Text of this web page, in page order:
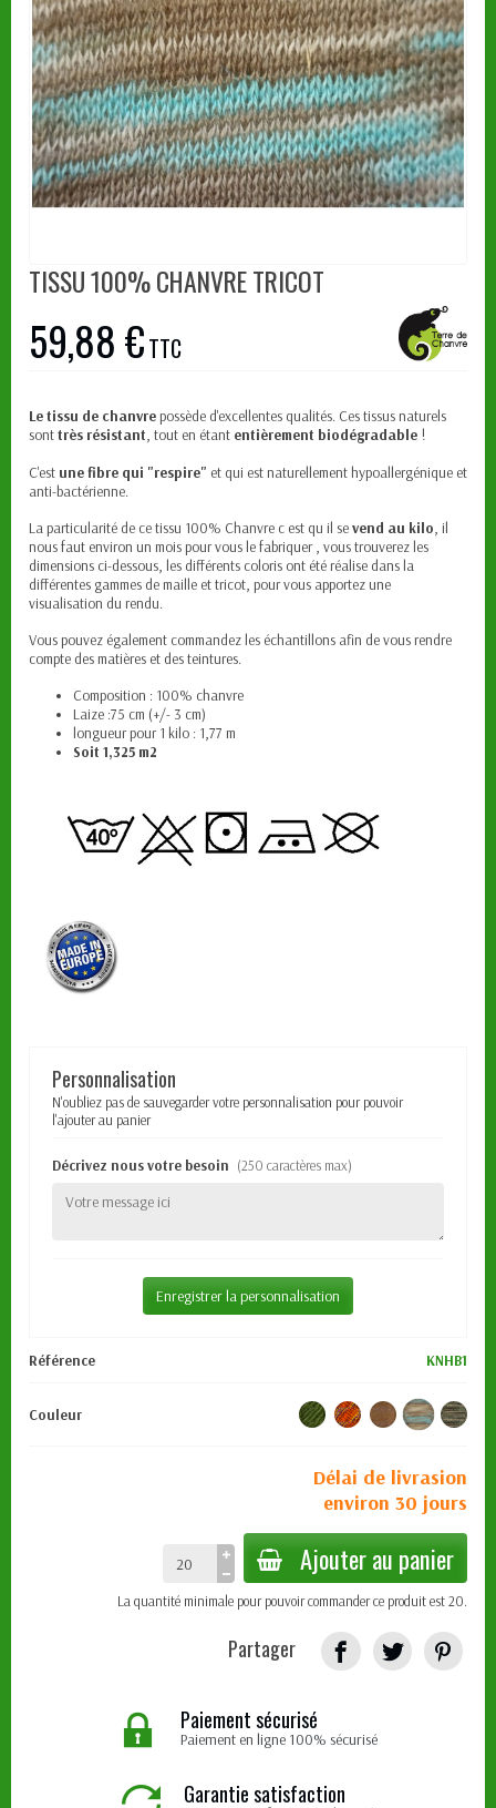
TISSU 100% CHANVRE TRICOT
59,88 €TTC
Le tissu de chanvre possède d'excellentes qualités. Ces tissus naturels
sonttrès résistant , tout en étant entièrement biodégradable !
C'est une fibre qui "respire" et qui est naturellement hypoallergénique et
anti-bactérienne.
La particularité de ce tissu 100% Chanvre c est qu il sevend au kilo , il
nous faut environ un mois pour vous le fabriquer , vous trouverez les
dimensions ci-dessous, les différents coloris ont été réalise dans la
différentes gammes de maille et tricot, pour vous apportez une
visualisation du rendu.
Vous pouvez également commandez les échantillons afin de vous rendre
compte des matières et des teintures.
Composition : 100% chanvre
Laize :75 cm (+/- 3 cm)
longueur pour 1 kilo : 1,77 m
Soit 1,325 m2
Personnalisation
N'oubliez pas de sauvegarder votre personnalisation pour pouvoir
l'ajouter au panier
Décrivez nous votre besoin (250 caractères max)
Enregistrer la personnalisation
Référence KNHB1
Couleur
Délai de livrasion
environ 30 jours
Ajouter au panier
La quantité minimale pour pouvoir commander ce produit est 20.
Partager
Paiement sécurisé
Paiement en ligne 100% sécurisé
Garantie satisfaction